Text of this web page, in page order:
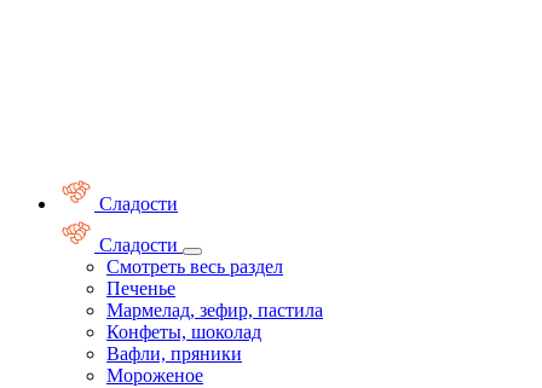
Сладости
Сладости
Смотреть весь раздел
Печенье
Мармелад, зефир, пастила
Конфеты, шоколад
Вафли, пряники
Мороженое